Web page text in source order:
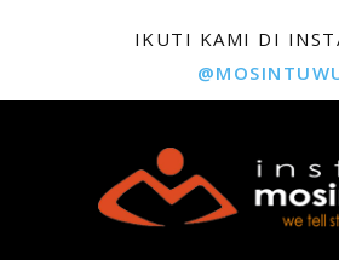
IKUTI KAMI DI